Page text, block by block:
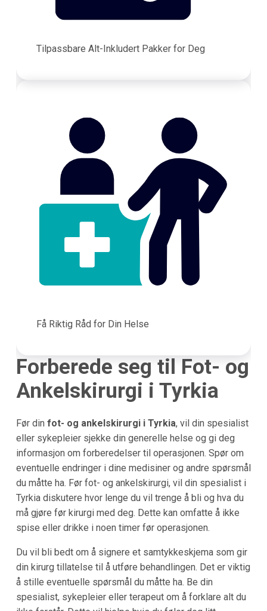
Tilpassbare Alt-Inkludert Pakker for Deg
Få Riktig Råd for Din Helse
Forberede seg til Fot- og
Ankelskirurgi i Tyrkia
Før din fot- og ankelskirurgi i Tyrkia, vil din spesialist
eller sykepleier sjekke din generelle helse og gi deg
informasjon om forberedelser til operasjonen. Spør om
eventuelle endringer i dine medisiner og andre spørsmål
du måtte ha. Før fot- og ankelskirurgi, vil din spesialist i
Tyrkia diskutere hvor lenge du vil trenge å bli og hva du
må gjøre før kirurgi med deg. Dette kan omfatte å ikke
spise eller drikke i noen timer før operasjonen.
Du vil bli bedt om å signere et samtykkeskjema som gir
din kirurg tillatelse til å utføre behandlingen. Det er viktig
å stille eventuelle spørsmål du måtte ha. Be din
spesialist, sykepleier eller terapeut om å forklare alt du